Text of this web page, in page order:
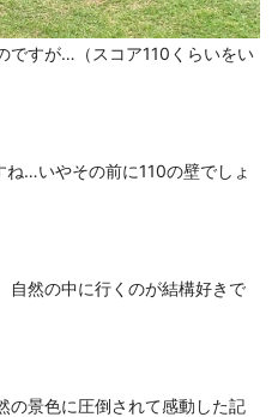
ですが…（スコア110くらいをい
…いやその前に110の壁でしょ
自然の中に行くのが結構好きで
の景色に圧倒されて感動した記